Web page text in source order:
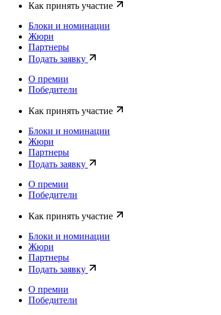
Как принять участие
Блоки и номинации
Жюри
Партнеры
Подать заявку
О премии
Победители
Как принять участие
Блоки и номинации
Жюри
Партнеры
Подать заявку
О премии
Победители
Как принять участие
Блоки и номинации
Жюри
Партнеры
Подать заявку
О премии
Победители